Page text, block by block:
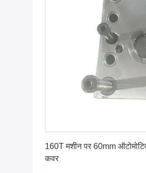
160T मशीन पर 60mm
कवर